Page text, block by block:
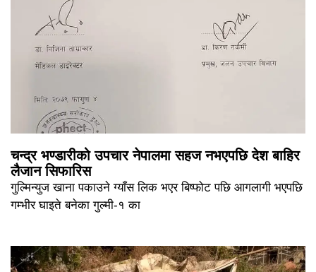
चन्द्र भण्डारीको उपचार नेपालमा सहज नभएपछि देश बाहिर
लैजान सिफारिस
गुल्मिन्युज खाना पकाउने ग्याँस लिक भएर बिष्फोट पछि आगलागी भएपछि
गम्भीर घाइते बनेका गुल्मी-१ का